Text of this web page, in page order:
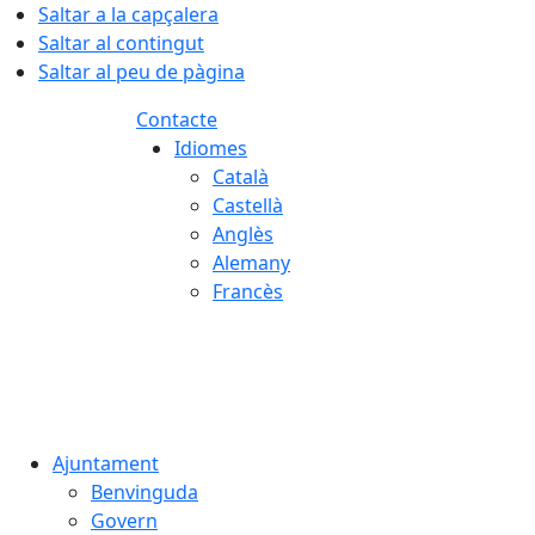
Saltar a la capçalera
Saltar al contingut
Saltar al peu de pàgina
Contacte
Idiomes
Català
Castellà
Anglès
Alemany
Francès
Ajuntament
Benvinguda
Govern